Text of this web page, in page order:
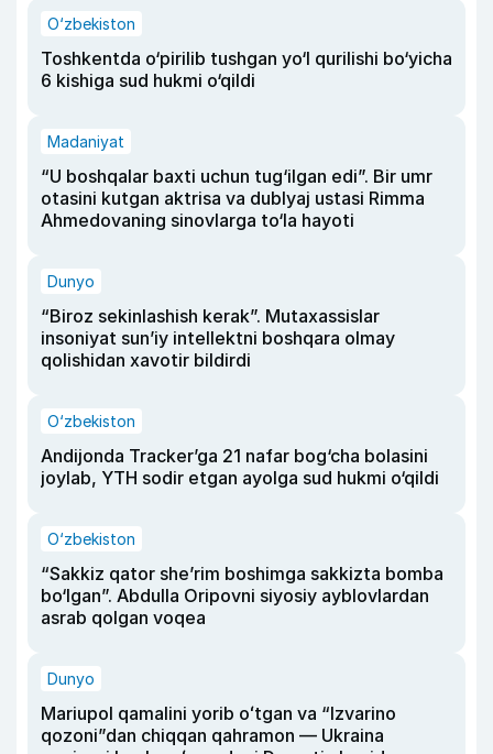
O‘zbekiston
Toshkentda o‘pirilib tushgan yo‘l qurilishi bo‘yicha
6 kishiga sud hukmi o‘qildi
Madaniyat
“U boshqalar baxti uchun tug‘ilgan edi”. Bir umr
otasini kutgan aktrisa va dublyaj ustasi Rimma
Ahmedovaning sinovlarga to‘la hayoti
Dunyo
“Biroz sekinlashish kerak”. Mutaxassislar
insoniyat sun’iy intellektni boshqara olmay
qolishidan xavotir bildirdi
O‘zbekiston
Andijonda Tracker’ga 21 nafar bog‘cha bolasini
joylab, YTH sodir etgan ayolga sud hukmi o‘qildi
O‘zbekiston
“Sakkiz qator she’rim boshimga sakkizta bomba
bo‘lgan”. Abdulla Oripovni siyosiy ayblovlardan
asrab qolgan voqea
Dunyo
Mariupol qamalini yorib oʻtgan va “Izvarino
qozoni”dan chiqqan qahramon — Ukraina